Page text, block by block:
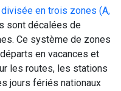
en trois zones (A,
sont décalées de
Ce système de zones
en vacances et
les routes, les stations
jours fériés nationaux